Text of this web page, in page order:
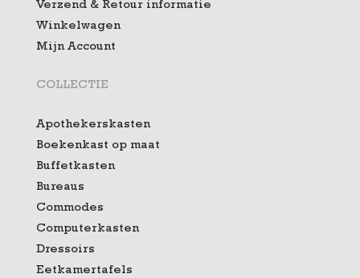
Verzend & Retour informatie
Winkelwagen
Mijn Account
COLLECTIE
Apothekerskasten
Boekenkast op maat
Buffetkasten
Bureaus
Commodes
Computerkasten
Dressoirs
Eetkamertafels